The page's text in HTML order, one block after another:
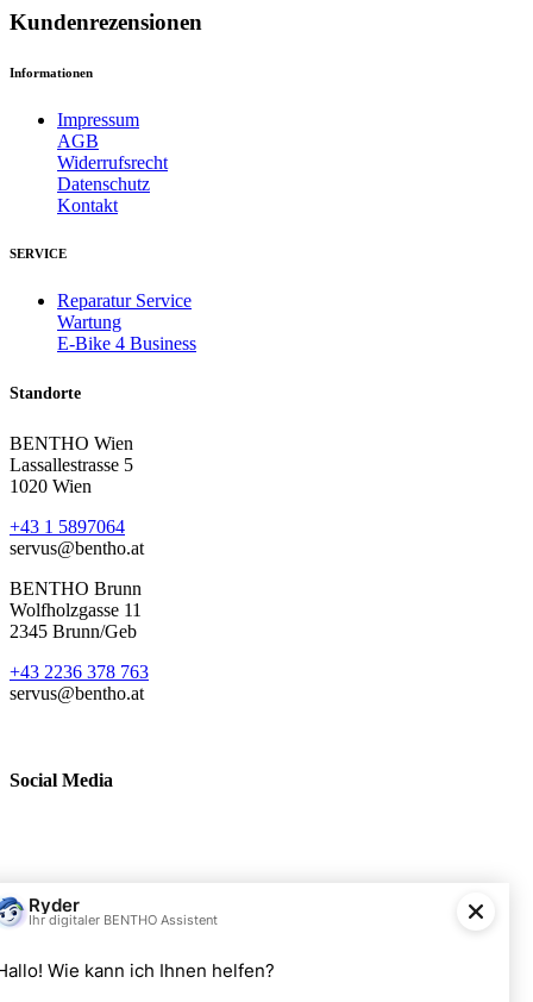
Kundenrezensionen
Informationen
Impressum
AGB
Widerrufsrecht
Datenschutz
Kontakt
SERVICE
Reparatur Service
Wartung
E-Bike 4 Business
Standorte
BENTHO Wien
Lassallestrasse 5
1020 Wien
+43 1 5897064
servus@bentho.at
BENTHO Brunn
Wolfholzgasse 11
2345 Brunn/Geb
+43 2236 378 763
servus@bentho.at
Social Media
BENTHO eMobility GmbH
Wolfholzgasse 11